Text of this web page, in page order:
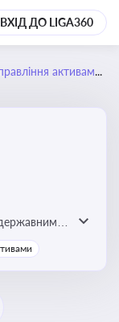
ВХІД ДО LIGA360
активами
для